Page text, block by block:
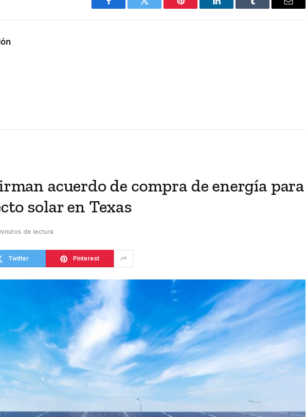
Facebook Twitter Pinterest LinkedIn Tumblr Email
acuerdo de compra de energía para
solar en Texas
de lectura
Twitter Pinterest